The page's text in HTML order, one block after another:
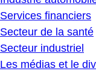
Services financiers
Secteur de la santé
Secteur industriel
Les médias et le